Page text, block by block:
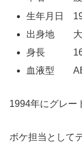
生年月日
出身地 大
身長
血液型
1994年にグレー
ボケ担当として